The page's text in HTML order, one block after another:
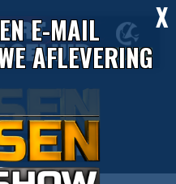
X
E-MAIL
AFLEVERING